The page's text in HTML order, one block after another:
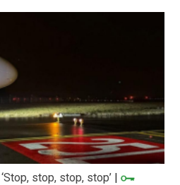
stop, stop, stop’ |